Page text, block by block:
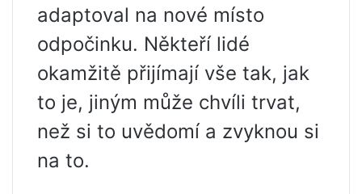
adaptoval na nové místo
odpočinku. Někteří lidé
okamžitě přijímají vše tak, jak
to je, jiným může chvíli trvat,
než si to uvědomí a zvyknou si
na to.